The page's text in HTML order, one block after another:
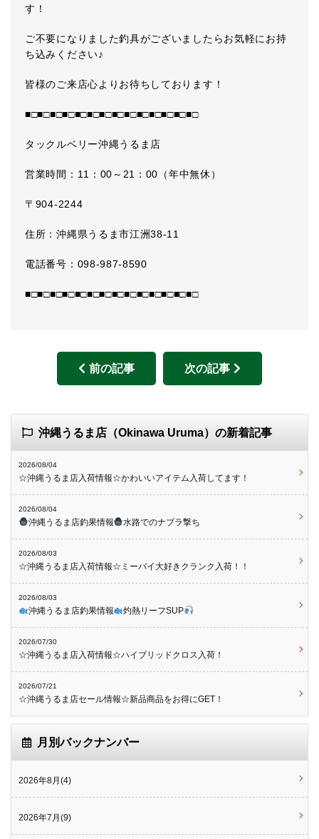
す！
ご不要になりました釣具がございましたらお気軽にお持
ち込みください♪
皆様のご来店心よりお待ちしております！
■□■□■□■□■□■□■□■□■□■□■□■□■□■□
タックルベリー沖縄うるま店
営業時間：11：00～21：00（年中無休）
〒904-2244
住所：沖縄県うるま市江洲38-11
電話番号：098-987-8590
■□■□■□■□■□■□■□■□■□■□■□■□■□■□
前の記事 次の記事
沖縄うるま店（Okinawa Uruma）の新着記事
2026/08/04
☆沖縄うるま店入荷情報☆かわいいアイテム入荷してます！
2026/08/04
沖縄うるま店釣果情報 水路でのナブラ撃ち
2026/08/03
☆沖縄うるま店入荷情報☆ミーバイ大好きクランク入荷！！
2026/08/03
沖縄うるま店釣果情報 灼熱リーフSUP
2026/07/30
☆沖縄うるま店入荷情報☆ハイブリッドクロス入荷！
2026/07/21
☆沖縄うるま店セール情報☆新品商品をお得にGET！
月別バックナンバー
2026年8月(4)
2026年7月(9)